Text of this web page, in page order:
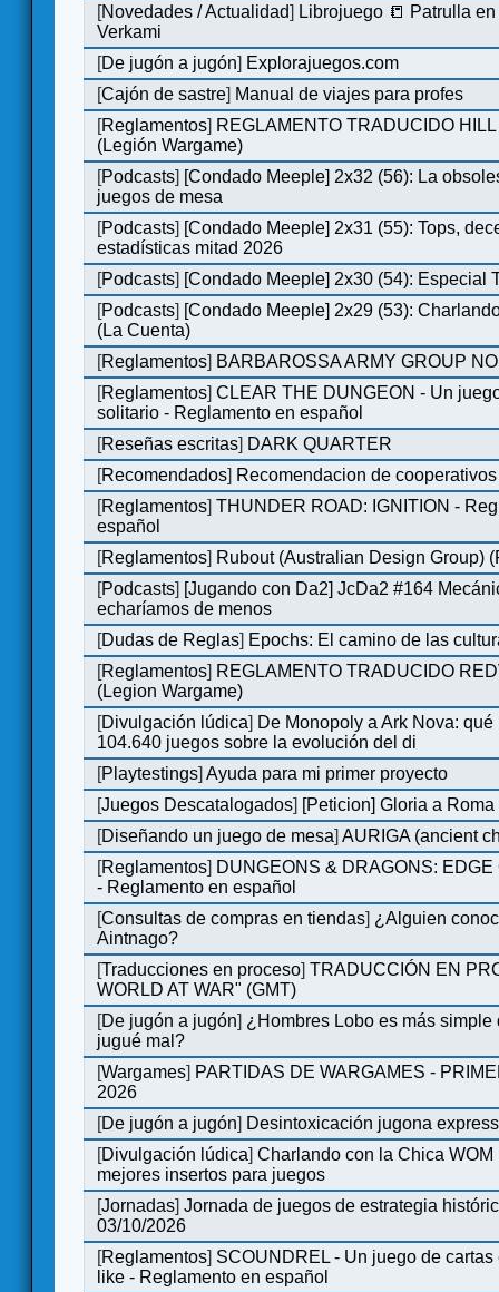
[Novedades / Actualidad] Librojuego 📒 Patrulla
Verkami
[De jugón a jugón] Explorajuegos.com
[Cajón de sastre] Manual de viajes para profes
[Reglamentos] REGLAMENTO TRADUCIDO
(Legión Wargame)
[Podcasts] [Condado Meeple] 2x32 (56): La
juegos de mesa
[Podcasts] [Condado Meeple] 2x31 (55): Tops,
estadísticas mitad 2026
[Podcasts] [Condado Meeple] 2x30 (54): Especial
[Podcasts] [Condado Meeple] 2x29 (53):
(La Cuenta)
[Reglamentos] BARBAROSSA ARMY GROUP
[Reglamentos]CLEAR THE DUNGEON - Un
solitario - Reglamento en español
[Reseñas escritas] DARK QUARTER
[Recomendados] Recomendacion de
[Reglamentos]THUNDER ROAD: IGNITION -
español
[Reglamentos] Rubout (Australian Design Group)
[Podcasts] [Jugando con Da2] JcDa2 #164
echaríamos de menos
[Dudas de Reglas] Epochs: El camino de las
[Reglamentos] REGLAMENTO TRADUCIDO
(Legion Wargame)
[Divulgación lúdica] De Monopoly a Ark Nova:
104.640 juegos sobre la evolución del di
[Playtestings]Ayuda para mi primer proyecto
[Juegos Descatalogados] [Peticion] Gloria a Roma
[Diseñando un juego de mesa]AURIGA (ancient
[Reglamentos] DUNGEONS & DRAGONS:
- Reglamento en español
[Consultas de compras en tiendas] ¿Alguien
Aintnago?
[Traducciones en proceso]TRADUCCIÓN EN
WORLD AT WAR" (GMT)
[De jugón a jugón] ¿Hombres Lobo es más simple
jugué mal?
[Wargames] PARTIDAS DE WARGAMES -
2026
[De jugón a jugón] Desintoxicación jugona express
[Divulgación lúdica]Charlando con la Chica WOM
mejores insertos para juegos
[Jornadas]Jornada de juegos de estrategia
03/10/2026
[Reglamentos] SCOUNDREL - Un juego de
like - Reglamento en español